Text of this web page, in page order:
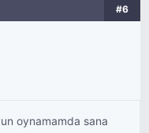
#6
oynamamda sana